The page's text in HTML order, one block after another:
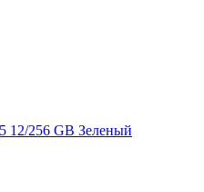
12/256 GB Зеленый